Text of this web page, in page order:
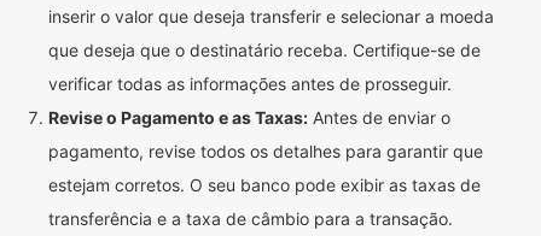
inserir o valor que deseja transferir e selecionar a moeda
que deseja que o destinatário receba. Certifique-se de
verificar todas as informações antes de prosseguir.
Revise o Pagamento e as Taxas: Antes de enviar o
pagamento, revise todos os detalhes para garantir que
estejam corretos. O seu banco pode exibir as taxas de
transferência e a taxa de câmbio para a transação.